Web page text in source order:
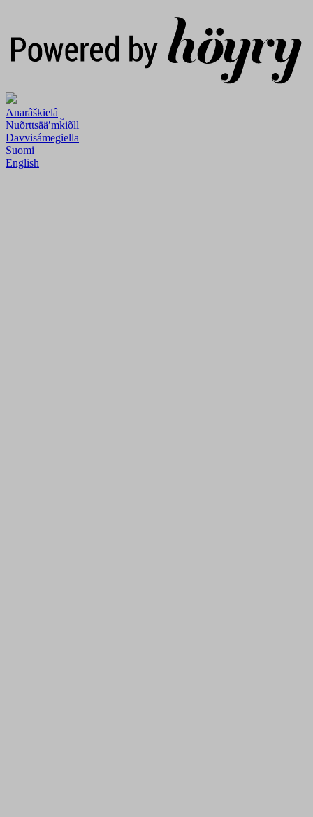
Anarâškielâ
Nuõrttsääʹmǩiõll
Davvisámegiella
Suomi
English